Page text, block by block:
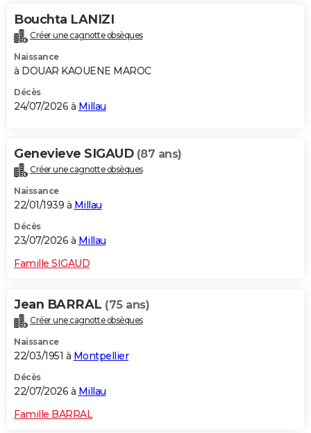
Bouchta LANIZI
Créer une cagnotte obsèques
Naissance
à DOUAR KAOUENE MAROC
Décès
24/07/2026 à Millau
Genevieve SIGAUD (87 ans)
Créer une cagnotte obsèques
Naissance
22/01/1939 à Millau
Décès
23/07/2026 à Millau
Famille SIGAUD
Jean BARRAL (75 ans)
Créer une cagnotte obsèques
Naissance
22/03/1951 à Montpellier
Décès
22/07/2026 à Millau
Famille BARRAL